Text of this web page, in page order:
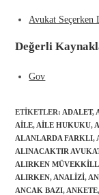
Avukat
Değerli
Gov
ETIKETLER: ADALET,
AILE, AILE HUKUKU,
ALANLARDA FARKLI,
ALINACAKTIR
ALIRKEN
ALIRKEN, ANALIZI,
ANCAK BAZI, ANKETE,